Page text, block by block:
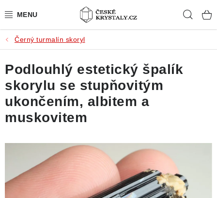
na
PŘÍRODNÍ KAMENY
BROUŠENÉ KAMENY
MISTROVSKÉ KRYSTALY
ŠPERKY S KAMENY
SLEVY
VIDEOGALERIE
Černý turmalín skoryl
Podlouhlý estetický špalík
skorylu se stupňovitým
ukončením, albitem a
muskovitem